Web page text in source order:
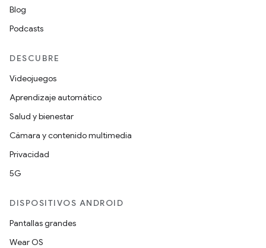
Blog
Podcasts
DESCUBRE
Videojuegos
Aprendizaje automático
Salud y bienestar
Cámara y contenido multimedia
Privacidad
5G
DISPOSITIVOS ANDROID
Pantallas grandes
Wear OS